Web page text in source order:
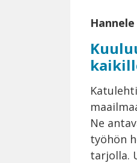
Ne
työhön
tarjolla.